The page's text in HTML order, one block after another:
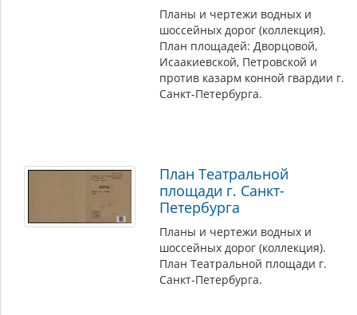
Планы и чертежи водных и
шоссейных дорог (коллекция).
План площадей: Дворцовой,
Исаакиевской, Петровской и
против казарм конной гвардии г.
Санкт-Петербурга.
План Театральной
площади г. Санкт-
Петербурга
Планы и чертежи водных и
шоссейных дорог (коллекция).
План Театральной площади г.
Санкт-Петербурга.